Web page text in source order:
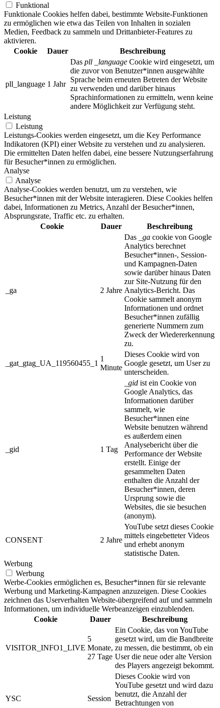
Funktional
Funktionale Cookies helfen dabei, bestimmte Website-Funktionen
zu ermöglichen wie etwa das Teilen von Inhalten in sozialen
Medien, Feedback zu sammeln und Drittanbieter-Features zu
aktivieren.
Cookie
Dauer Beschreibung
pll_language 1 Jahr
Das pll _language Cookie wird eingesetzt, um
die zuvor von Benutzer*innen ausgewählte
Sprache beim erneuten Betreten der Website
zu verwenden und darüber hinaus
Sprachinformationen zu ermitteln, wenn keine
andere Möglichkeit zur Verfügung steht.
Leistung
Leistung
Leistungs-Cookies werden eingesetzt, um die Key Performance
Indikatoren (KPI) einer Website zu verstehen und zu analysieren.
Die ermittelten Daten helfen dabei, eine bessere Nutzungserfahrung
für Besucher*innen zu ermöglichen.
Analyse
Analyse
Analyse-Cookies werden benutzt, um zu verstehen, wie
Besucher*innen mit der Website interagieren. Diese Cookies helfen
dabei, Informationen zu Metrics, Anzahl der Besucher*innen,
Absprungsrate, Traffic etc. zu erhalten.
Cookie
Dauer Beschreibung
_ga 2 Jahre
Das _ga cookie von Google
Analytics berechnet
Besucher*innen-, Session-
und Kampagnen-Daten
sowie darüber hinaus Daten
zur Site-Nutzung für den
Analytics-Bericht. Das
Cookie sammelt anonym
Informationen und ordnet
Besucher*innen zufällig
generierte Nummern zum
Zweck der Wiedererkennung
zu.
_gat_gtag_UA_119560455_1
1
Minute
Dieses Cookie wird von
Google gesetzt, um User zu
unterscheiden.
_gid 1 Tag
_gid ist ein Cookie von
Google Analytics, das
Informationen darüber
sammelt, wie
Besucher*innen eine
Website benutzen während
es außerdem einen
Analysebericht über die
Performance der Website
erstellt. Einige der
gesammelten Daten
enthalten die Anzahl der
Besucher*innen, deren
Ursprung sowie die
Websites, die sie besuchen
(anonym).
CONSENT 2 Jahre
YouTube setzt dieses Cookie
mittels eingebetteter Videos
und erhebt anonym
statistische Daten.
Werbung
Werbung
Werbe-Cookies ermöglichen es, Besucher*innen für sie relevante
Werbung und Marketing-Kampagnen anzuzeigen. Diese Cookies
zeichnen das Userverhalten Website-übergreifend auf und sammeln
Informationen, um individuelle Werbeanzeigen einzublenden.
Cookie
Dauer Beschreibung
VISITOR_INFO1_LIVE
5
Monate,
27 Tage
Ein Cookie, das von YouTube
gesetzt wird, um die Bandbreite
zu messen, die bestimmt, ob ein
User die neue oder alte Version
des Players angezeigt bekommt.
YSC Session
Dieses Cookie wird von
YouTube gesetzt und wird dazu
benutzt, die Anzahl der
Betrachtungen von